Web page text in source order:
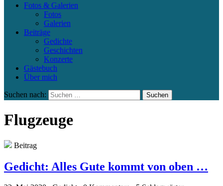
Fotos & Galerien
Fotos
Galerien
Beiträge
Gedichte
Geschichten
Konzerte
Gästebuch
Über mich
Suchen nach:
Flugzeuge
Beitrag
Gedicht: Alles Gute kommt von oben …